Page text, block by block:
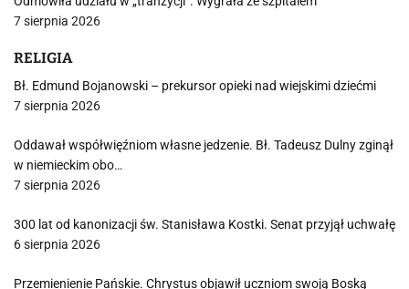
7 sierpnia 2026
RELIGIA
Bł. Edmund Bojanowski – prekursor opieki nad wiejskimi dziećmi
7 sierpnia 2026
Oddawał współwięźniom własne jedzenie. Bł. Tadeusz Dulny zginął
w niemieckim obo…
7 sierpnia 2026
300 lat od kanonizacji św. Stanisława Kostki. Senat przyjął uchwałę
6 sierpnia 2026
Przemienienie Pańskie. Chrystus objawił uczniom swoją Boską